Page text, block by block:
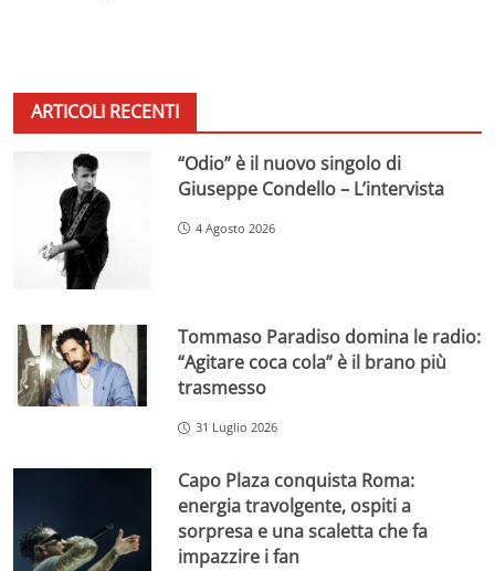
ARTICOLI RECENTI
“Odio” è il nuovo singolo di
Giuseppe Condello – L’intervista
4 Agosto 2026
Tommaso Paradiso domina le radio:
“Agitare coca cola” è il brano più
trasmesso
31 Luglio 2026
Capo Plaza conquista Roma:
energia travolgente, ospiti a
sorpresa e una scaletta che fa
impazzire i fan